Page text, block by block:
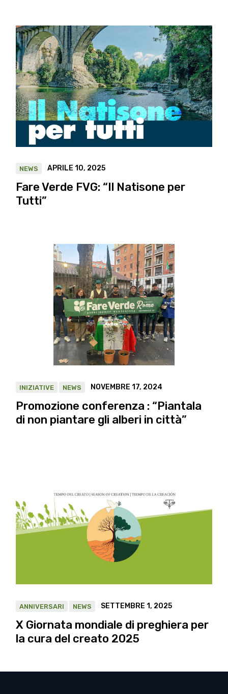
NEWS APRILE 10, 2025
Fare Verde FVG: “Il Natisone per
Tutti”
INIZIATIVE NEWS NOVEMBRE 17, 2024
Promozione conferenza : “Piantala
di non piantare gli alberi in città”
ANNIVERSARI NEWS SETTEMBRE 1, 2025
X Giornata mondiale di preghiera per
la cura del creato 2025